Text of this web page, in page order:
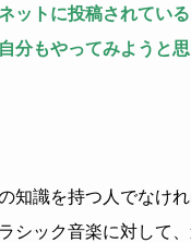
ットに投稿されてい
分もやってみようと思
知識を持つ人でなけ
シック音楽に対して